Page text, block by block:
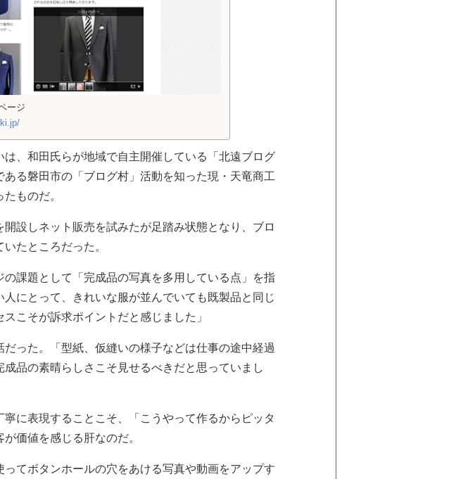
ージ
、和田氏らが地域で自主開催している「北遠ブログ
る磐田市の「ブログ村」活動を知った現・天竜商工
ものだ。
設しネット販売を試みたが足踏み状態となり、ブロ
たところだった。
課題として「完成品の写真を多用している点」を指
にとって、きれいな服が並んでいても既製品と同じ
こそが訴求ポイントだと感じました」
った。「型紙、仮縫いの様子などは仕事の途中経過
品の素晴らしさこそ見せるべきだと思っていまし
に表現することこそ、「こうやって作るからピッタ
価値を感じる肝なのだ。
てボタンホールの穴をあける写真や動画をアップす